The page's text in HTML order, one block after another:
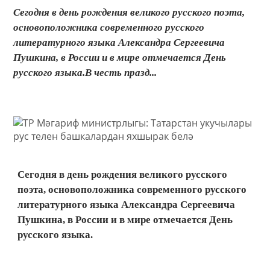
Сегодня в день рождения великого русского поэта,
основоположника современного русского
литературного языка Александра Сергеевича
Пушкина, в России и в мире отмечается День
русского языка.В честь празд...
Сегодня в день рождения великого русского
поэта, основоположника современного русского
литературного языка Александра Сергеевича
Пушкина, в России и в мире отмечается День
русского языка.